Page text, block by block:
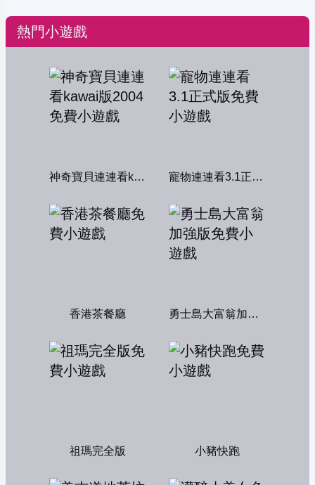
熱門小遊戲
神奇寶貝連連看kawai版2004 寵物連連看3.1正式版
香港茶餐廳 勇士島大富翁加強版
祖瑪完全版 小豬快跑